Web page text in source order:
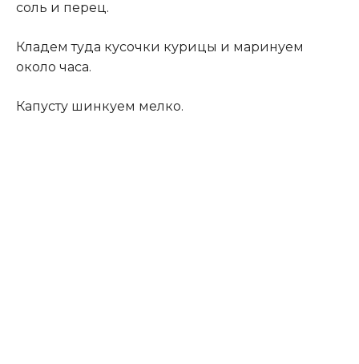
соль и перец.
Кладем туда кусочки курицы и маринуем
около часа.
Капусту шинкуем мелко.